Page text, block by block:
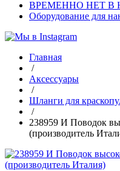
ВРЕМЕННО НЕТ В
Оборудование для
Главная
/
Аксессуары
/
Шланги для
/
238959 И Поводок
(производитель